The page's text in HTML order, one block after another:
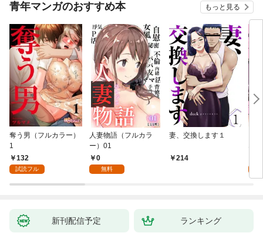
青年マンガのおすすめ本 もっと見る
奪う男（フルカラー）
1
132
試読フル
人妻物語（フルカラ
ー）01
0
無料
妻、交換します１
214
な
新刊配信予定 ランキング